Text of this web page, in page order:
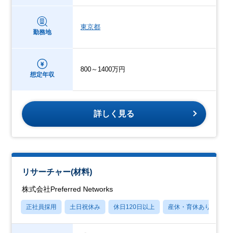
勤務地
東京都
想定年収
800～1400万円
詳しく見る
リサーチャー(材料)
株式会社Preferred Networks
正社員採用 土日祝休み 休日120日以上 産休・育休あり